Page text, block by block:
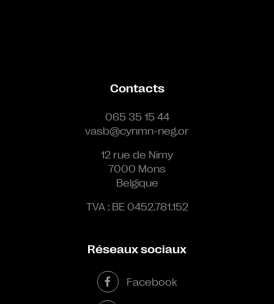
Contacts
065 35 15 44
vasb@cynmn-neg.or
12 rue de Nimy
7000 Mons
Belgique
TVA : BE 0452.781.152
Réseaux sociaux
Facebook